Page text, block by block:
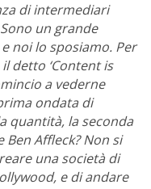
di intermediari
un grande
noi lo sposiamo. Per
detto ‘Content is
a vederne
ondata di
quantità, la seconda
Affleck? Non si
una società di
e di andare